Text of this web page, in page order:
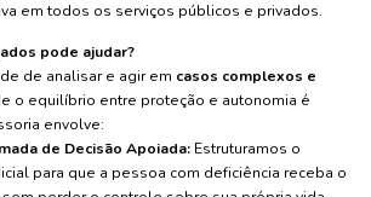
em todos os serviços públicos e privados.
pode ajudar?
de analisar e agir em casos complexos e
o equilíbrio entre proteção e autonomia é
envolve:
de Decisão Apoiada:Estruturamos o
para que a pessoa com deficiência receba o